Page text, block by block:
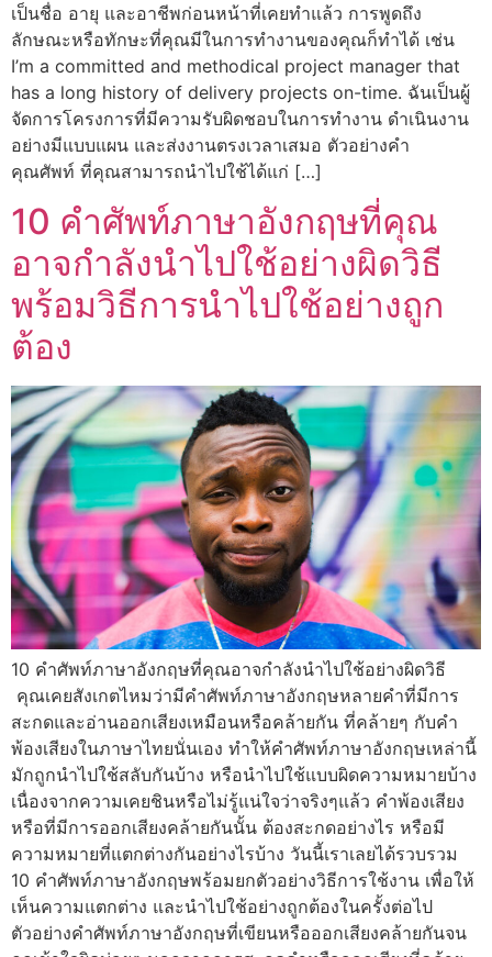
เป็นชื่อ อายุ และอาชีพก่อนหน้าที่เคยทำแล้ว การพูดถึง
ลักษณะหรือทักษะที่คุณมีในการทำงานของคุณก็ทำได้ เช่น
I’m a committed and methodical project manager that
has a long history of delivery projects on-time. ฉันเป็นผู้
จัดการโครงการที่มีความรับผิดชอบในการทำงาน ดำเนินงาน
อย่างมีแบบแผน และส่งงานตรงเวลาเสมอ ตัวอย่างคำ
คุณศัพท์ ที่คุณสามารถนำไปใช้ได้แก่ […]
10 คำศัพท์ภาษาอังกฤษที่คุณ
อาจกำลังนำไปใช้อย่างผิดวิธี
พร้อมวิธีการนำไปใช้อย่างถูก
ต้อง
10 คำศัพท์ภาษาอังกฤษที่คุณอาจกำลังนำไปใช้อย่างผิดวิธี
คุณเคยสังเกตไหมว่ามีคำศัพท์ภาษาอังกฤษหลายคำที่มีการ
สะกดและอ่านออกเสียงเหมือนหรือคล้ายกัน ที่คล้ายๆ กับคำ
พ้องเสียงในภาษาไทยนั่นเอง ทำให้คำศัพท์ภาษาอังกฤษเหล่านี้
มักถูกนำไปใช้สลับกันบ้าง หรือนำไปใช้แบบผิดความหมายบ้าง
เนื่องจากความเคยชินหรือไม่รู้แน่ใจว่าจริงๆแล้ว คำพ้องเสียง
หรือที่มีการออกเสียงคล้ายกันนั้น ต้องสะกดอย่างไร หรือมี
ความหมายที่แตกต่างกันอย่างไรบ้าง วันนี้เราเลยได้รวบรวม
10 คำศัพท์ภาษาอังกฤษพร้อมยกตัวอย่างวิธีการใช้งาน เพื่อให้
เห็นความแตกต่าง และนำไปใช้อย่างถูกต้องในครั้งต่อไป
ตัวอย่างคำศัพท์ภาษาอังกฤษที่เขียนหรือออกเสียงคล้ายกันจน